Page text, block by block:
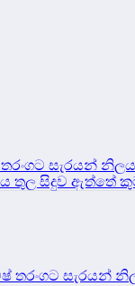
සැරයන්
තුල සිදුව ඇත්තේ